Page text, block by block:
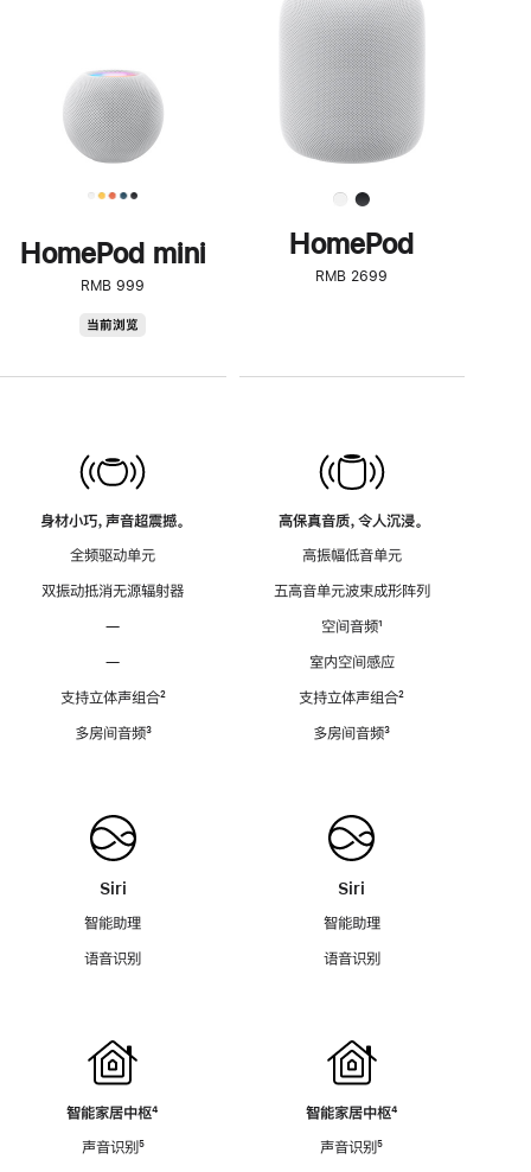
HomePod mini
RMB 999
当前浏览
身材小巧，声音超震撼。
全频驱动单元
双振动抵消无源辐射器
—
—
支持立体声组合脚
²
多房间音频脚
³
Siri
智能助理
语音识别
智能家居中枢脚
⁴
声音识别脚
⁵
了
解
HomePod<
HomePod
RMB 2699
高保真音质，令人沉浸。
高振幅低音单元
五高音单元波束成形阵列
空间音频脚
¹
室内空间感应
支持立体声组合脚
²
多房间音频脚
³
Siri
智能助理
语音识别
智能家居中枢脚
⁴
声音识别脚
⁵